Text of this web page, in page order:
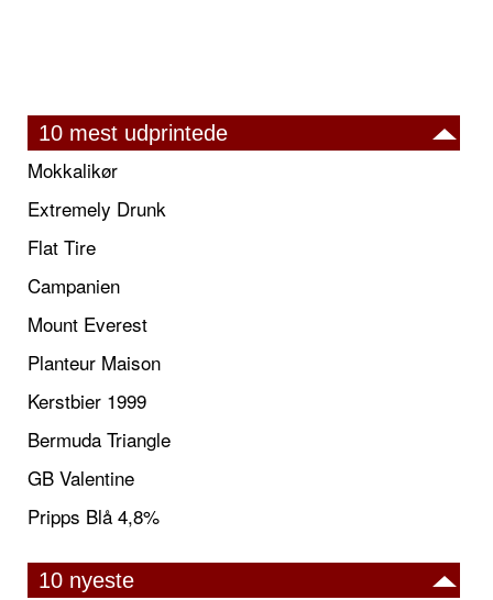
10 mest udprintede
Mokkalikør
Extremely Drunk
Flat Tire
Campanien
Mount Everest
Planteur Maison
Kerstbier 1999
Bermuda Triangle
GB Valentine
Pripps Blå 4,8%
10 nyeste